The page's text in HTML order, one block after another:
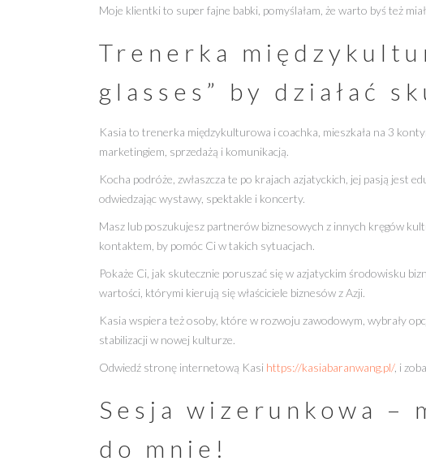
Moje klientki to super fajne babki, pomyślałam, że warto byś też
Trenerka
glasses” by działać
Kasia to trenerka międzykulturowa i coachka, mieszkała na 3
marketingiem, sprzedażą i komunikacją.
Kocha podróże, zwłaszcza te po krajach azjatyckich, jej pasją jest
odwiedzając wystawy, spektakle i koncerty.
Masz lub poszukujesz partnerów biznesowych z innych kręgów
kontaktem, by pomóc Ci w takich sytuacjach.
Pokaże Ci, jak skutecznie poruszać się w azjatyckim środowisku
wartości, którymi kierują się właściciele biznesów z Azji.
Kasia wspiera też osoby, które w rozwoju zawodowym, wybrały
stabilizacji w nowej kulturze.
Odwiedź stronę internetową Kasi https://kasiabaranwang.pl/, i
Sesja wizerunkowa –
do mnie!